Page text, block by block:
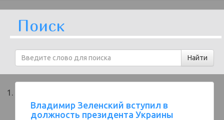
Поиск
Владимир Зеленский вступил в
должность президента Украины